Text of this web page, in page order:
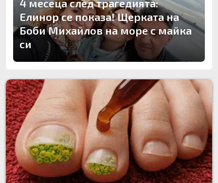
4 месеца след трагедията:
Елинор се показа! Щерката на
Боби Михайлов на море с майка
си